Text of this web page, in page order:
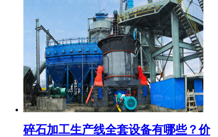
碎石加工生产线全套设备有哪些？价